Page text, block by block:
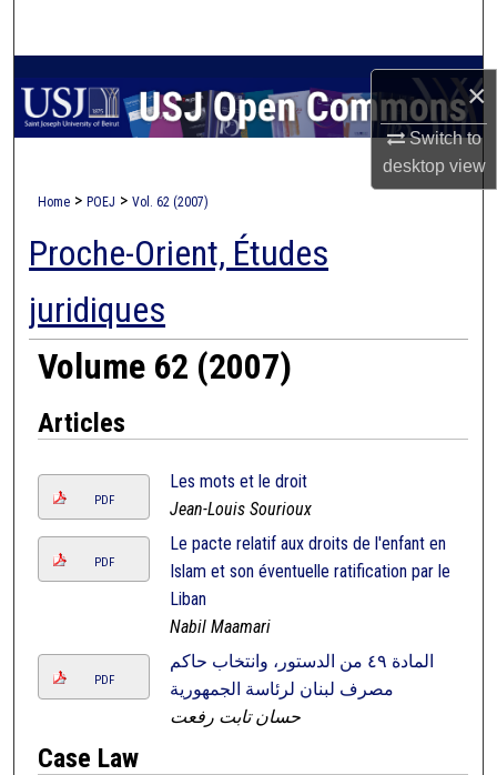
×
Switch to
desktopview
My Account
Digital Commons Network™
Home > POEJ > Vol. 62 (2007)
Proche-Orient, Études
juridiques
Volume 62 (2007)
Articles
PDF
Les mots et le droit
Jean-Louis Sourioux
PDF
Le pacte relatif aux droits de l'enfant en
Islam et son éventuelle ratification par le
Liban
Nabil Maamari
PDF
المادة ٤٩ من الدستور، وانتخاب حاكم
مصرف لبنان لرئاسة الجمهورية
حسان تابت رفعت
Case Law